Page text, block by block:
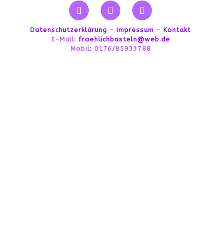
Datenschutzerklärung – Impressum – Kontakt
E-Mail: froehlichbasteln@web.de
Mobil: 0176/85933788